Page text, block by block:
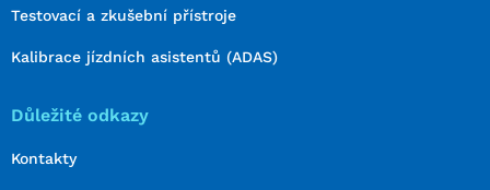
Testovací a zkušební přístroje
Kalibrace jízdních asistentů (ADAS)
Důležité odkazy
Kontakty